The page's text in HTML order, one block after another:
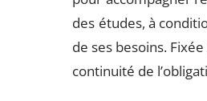
des études, à
de ses besoins.
continuité de